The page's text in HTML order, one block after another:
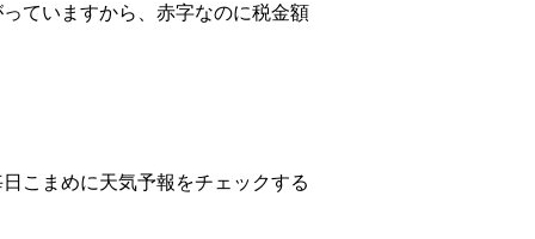
ていますから、赤字なのに税金額
こまめに天気予報をチェックする